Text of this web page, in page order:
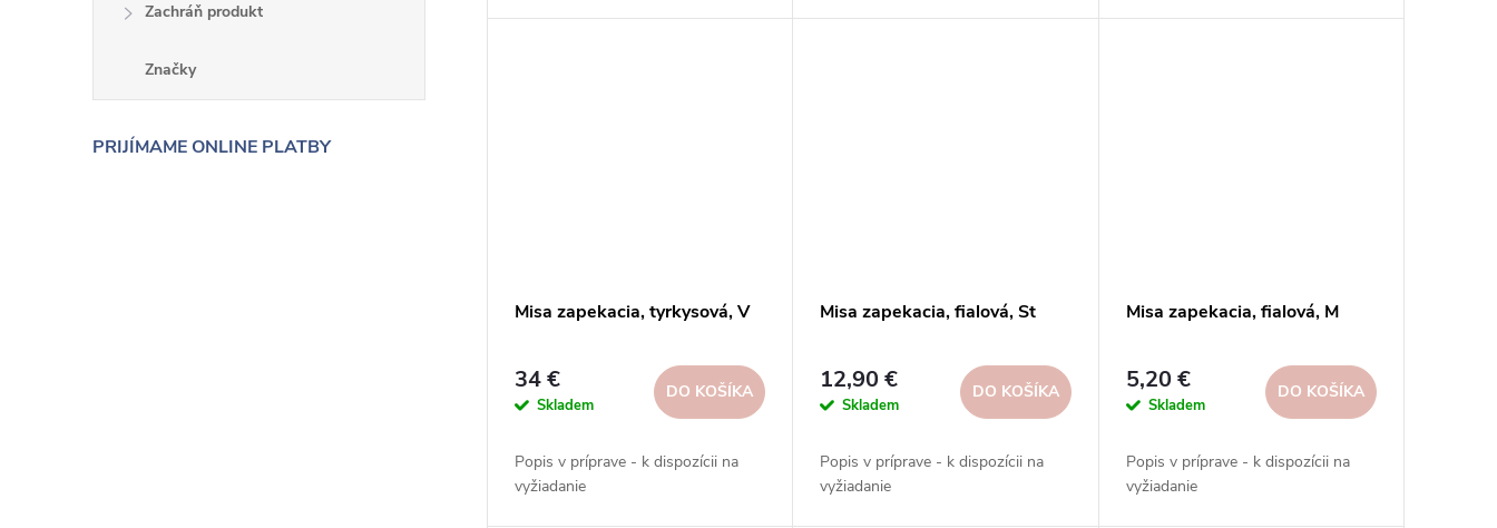
Zachráň produkt
Značky
PRIJÍMAME ONLINE PLATBY
Misa zapekacia, tyrkysová, V
34 €
Skladem
DO KOŠÍKA
Popis v príprave - k dispozícii na
vyžiadanie
Misa zapekacia, fialová, St
12,90 €
Skladem
DO KOŠÍKA
Popis v príprave - k dispozícii na
vyžiadanie
Misa zapekacia, fialová, M
5,20 €
Skladem
DO KOŠÍKA
Popis v príprave - k dispozícii na
vyžiadanie